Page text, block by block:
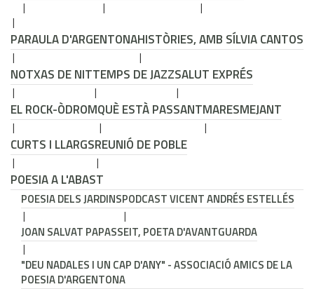
PARAULA D'ARGENTONAHISTÒRIES, AMB SÍLVIA CANTOS
NOTXAS DE NITTEMPS DE JAZZSALUT EXPRÉS
EL ROCK-ÒDROMQUÈ ESTÀ PASSANTMARESMEJANT
CURTS I LLARGSREUNIÓ DE POBLE
POESIA A L'ABAST
POESIA DELS JARDINSPODCAST VICENT ANDRÉS ESTELLÉS
JOAN SALVAT PAPASSEIT, POETA D'AVANTGUARDA
"DEU NADALES I UN CAP D'ANY" - ASSOCIACIÓ AMICS DE LA
POESIA D'ARGENTONA